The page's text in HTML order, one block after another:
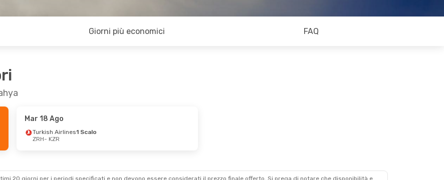
Giorni più economici FAQ
Mar 18 Ago
Turkish Airlines1 Scalo
ZRH- KZR
20 giorni per i periodi specificati e non devono essere considerati il ​​prezzo finale offerto. Si prega di notare che disponibilità e